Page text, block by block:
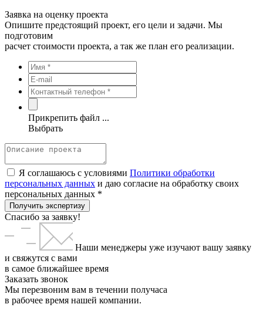
Заявка на оценку проекта
Опишите предстоящий проект, его цели и задачи. Мы
подготовим
расчет стоимости проекта, а так же план его реализации.
Прикрепить файл ...
Выбрать
Я соглашаюсь с условиями Политики обработки
персональных данных и даю согласие на обработку своих
персональных данных *
Получить экспертизу
Спасибо за заявку!
Наши менеджеры уже изучают вашу заявку
и свяжутся с вами
в самое ближайшее время
Заказать звонок
Мы перезвоним вам в течении получаса
в рабочее время нашей компании.